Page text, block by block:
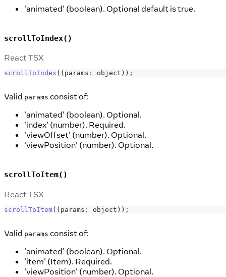
'animated' (boolean). Optional default is true.
scrollToIndex()
React TSX
scrollToIndex ( ( params : object ) ) ;
Valid params consist of:
'animated' (boolean). Optional.
'index' (number). Required.
'viewOffset' (number). Optional.
'viewPosition' (number). Optional.
scrollToItem()
React TSX
scrollToItem( ( params : object ) ) ;
Valid params consist of:
'animated' (boolean). Optional.
'item' (Item). Required.
'viewPosition' (number). Optional.